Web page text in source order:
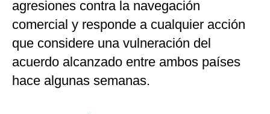
agresiones contra la navegación
comercial y responde a cualquier acción
que considere una vulneración del
acuerdo alcanzado entre ambos países
hace algunas semanas.